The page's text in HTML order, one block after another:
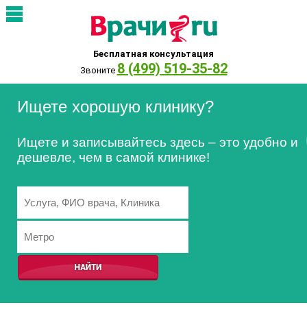
Бесплатная консультация
Звоните 8 (499) 519-35-82
Ищете хорошую клинику?
Ищете и записывайтесь здесь – это удобно и
дешевле, чем в самой клинике!